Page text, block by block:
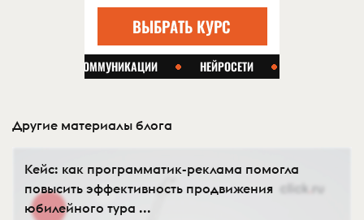
Другие материалы блога
Кейс: как программатик-реклама помогла
повысить эффективность продвижения
юбилейного тура ...